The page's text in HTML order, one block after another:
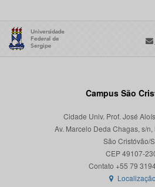
Campus São
Cidade Univ. Prof. José
Av. Marcelo Deda Chagas, s/
São Cristóvão/
CEP 49107-
Localização